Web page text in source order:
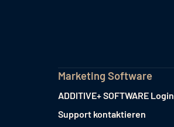
Marketing Software
ADDITIVE+ SOFTWARE Login
Support kontaktieren